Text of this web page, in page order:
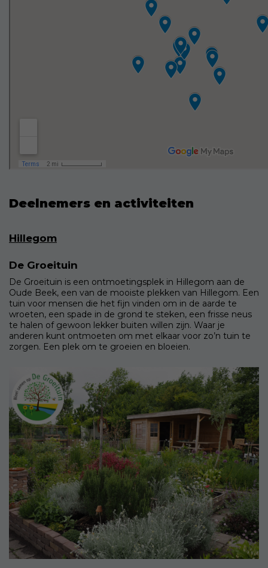
Deelnemers en activiteiten
Hillegom
De Groeituin
De Groeituin is een ontmoetingsplek in Hillegom aan de
Oude Beek, een van de mooiste plekken van Hillegom. Een
tuin voor mensen die het fijn vinden om in de aarde te
wroeten, een spade in de grond te steken, een frisse neus
te halen of gewoon lekker buiten willen zijn. Waar je
anderen kunt ontmoeten om met elkaar voor zo’n tuin te
zorgen. Een plek om te groeien en bloeien.